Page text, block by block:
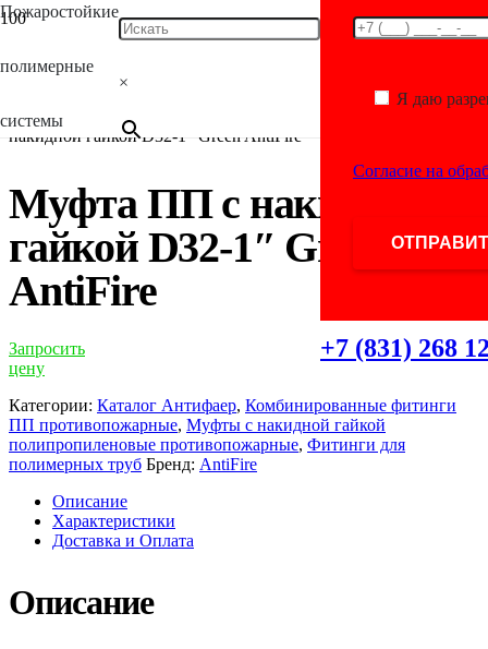
Пожаростойкие
полимерные
системы
×
Я даю
Согласие на
+7 (831) 268
Каталог/Фитинги для полимерных
противопожарные
Муфты с накидной
гайкой полипропиленовые противопожарные
накидной гайкой D32-1″ Green AntiFire
Муфта ПП с накидной
гайкой D32-1″ Green
AntiFire
Запросить
цену
Категории: Каталог Антифаер, Комбинированные фитинги
ПП противопожарные, Муфты с накидной гайкой
полипропиленовые противопожарные, Фитинги для
полимерных труб Бренд: AntiFire
Описание
Характеристики
Доставка и Оплата
Описание